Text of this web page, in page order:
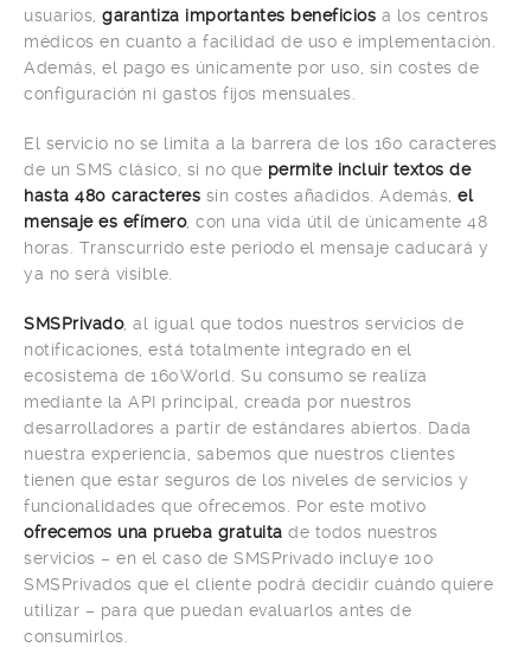
usuarios, garantiza importantes beneficios a los centros
médicos en cuanto a facilidad de uso e implementación.
Además, el pago es únicamente por uso, sin costes de
configuración ni gastos fijos mensuales.
El servicio no se limita a la barrera de los 160 caracteres
de un SMS clásico, si no que permite incluir textos de
hasta 480 caracteres sin costes añadidos. Además, el
mensaje es efímero, con una vida útil de únicamente 48
horas. Transcurrido este periodo el mensaje caducará y
ya no será visible.
SMSPrivado, al igual que todos nuestros servicios de
notificaciones, está totalmente integrado en el
ecosistema de 160World. Su consumo se realiza
mediante la API principal, creada por nuestros
desarrolladores a partir de estándares abiertos. Dada
nuestra experiencia, sabemos que nuestros clientes
tienen que estar seguros de los niveles de servicios y
funcionalidades que ofrecemos. Por este motivo
ofrecemos una prueba gratuita de todos nuestros
servicios – en el caso de SMSPrivado incluye 100
SMSPrivados que el cliente podrá decidir cuándo quiere
utilizar – para que puedan evaluarlos antes de
consumirlos.